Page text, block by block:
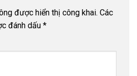
được hiển thị công khai. Các
đánh dấu *